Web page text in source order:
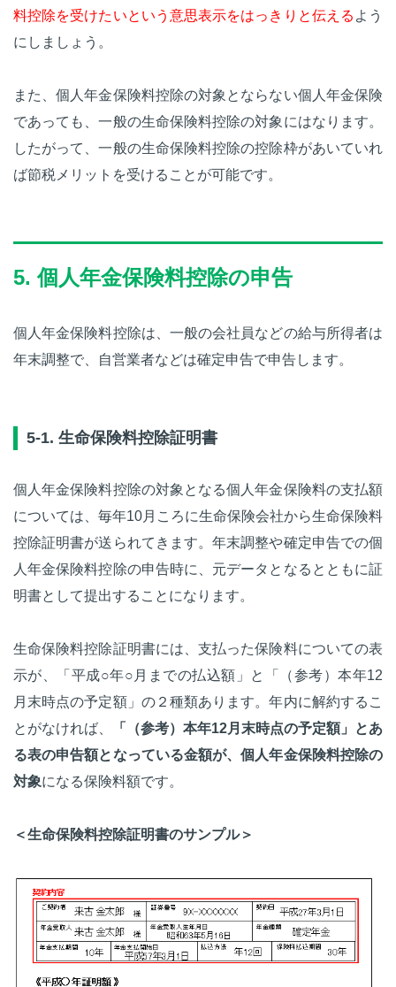
料控除を受けたいという意思表示をはっきりと伝える よう
にしましょう。
また、個人年金保険料控除の対象とならない個人年金保険
であっても、一般の生命保険料控除の対象にはなります。
したがって、一般の生命保険料控除の控除枠があいていれ
ば節税メリットを受けることが可能です。
5. 個人年金保険料控除の申告
個人年金保険料控除は、一般の会社員などの給与所得者は
年末調整で、自営業者などは確定申告で申告します。
5-1. 生命保険料控除証明書
個人年金保険料控除の対象となる個人年金保険料の支払額
については、毎年10月ころに生命保険会社から生命保険料
控除証明書が送られてきます。年末調整や確定申告での個
人年金保険料控除の申告時に、元データとなるとともに証
明書として提出することになります。
生命保険料控除証明書には、支払った保険料についての表
示が、「平成○年○月までの払込額」と「（参考）本年12
月末時点の予定額」の２種類あります。年内に解約するこ
とがなければ、
「（参考）本年12月末時点の予定額」とあ
る表の申告額となっている金額が、個人年金保険料控除の
対象になる保険料額です。
＜生命保険料控除証明書のサンプル＞